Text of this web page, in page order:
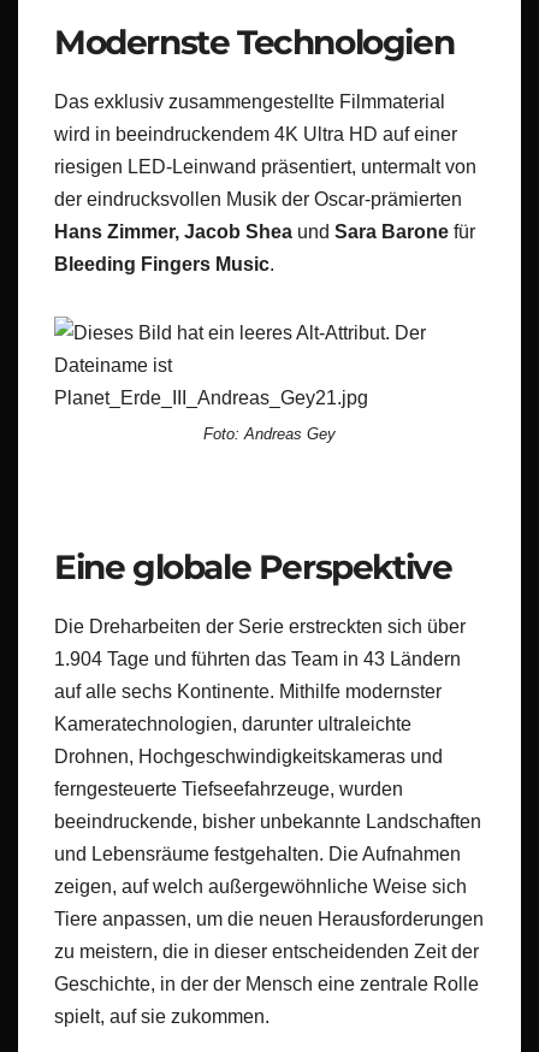
Modernste Technologien
Das exklusiv zusammengestellte Filmmaterial
wird in beeindruckendem 4K Ultra HD auf einer
riesigen LED-Leinwand präsentiert, untermalt von
der eindrucksvollen Musik der Oscar-prämierten
Hans Zimmer, Jacob Shea und Sara Barone für
Bleeding Fingers Music.
Foto: Andreas Gey
Eine globale Perspektive
Die Dreharbeiten der Serie erstreckten sich über
1.904 Tage und führten das Team in 43 Ländern
auf alle sechs Kontinente. Mithilfe modernster
Kameratechnologien, darunter ultraleichte
Drohnen, Hochgeschwindigkeitskameras und
ferngesteuerte Tiefseefahrzeuge, wurden
beeindruckende, bisher unbekannte Landschaften
und Lebensräume festgehalten. Die Aufnahmen
zeigen, auf welch außergewöhnliche Weise sich
Tiere anpassen, um die neuen Herausforderungen
zu meistern, die in dieser entscheidenden Zeit der
Geschichte, in der der Mensch eine zentrale Rolle
spielt, auf sie zukommen.